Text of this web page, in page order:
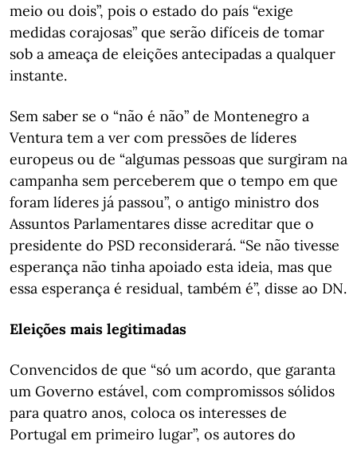
meio ou dois”, pois o estado do país “exige
medidas corajosas” que serão difíceis de tomar
sob a ameaça de eleições antecipadas a qualquer
instante.
Sem saber se o “não é não” de Montenegro a
Ventura tem a ver com pressões de líderes
europeus ou de “algumas pessoas que surgiram na
campanha sem perceberem que o tempo em que
foram líderes já passou”, o antigo ministro dos
Assuntos Parlamentares disse acreditar que o
presidente do PSD reconsiderará. “Se não tivesse
esperança não tinha apoiado esta ideia, mas que
essa esperança é residual, também é”, disse ao DN.
Eleições mais legitimadas
Convencidos de que “só um acordo, que garanta
um Governo estável, com compromissos sólidos
para quatro anos, coloca os interesses de
Portugal em primeiro lugar”, os autores do